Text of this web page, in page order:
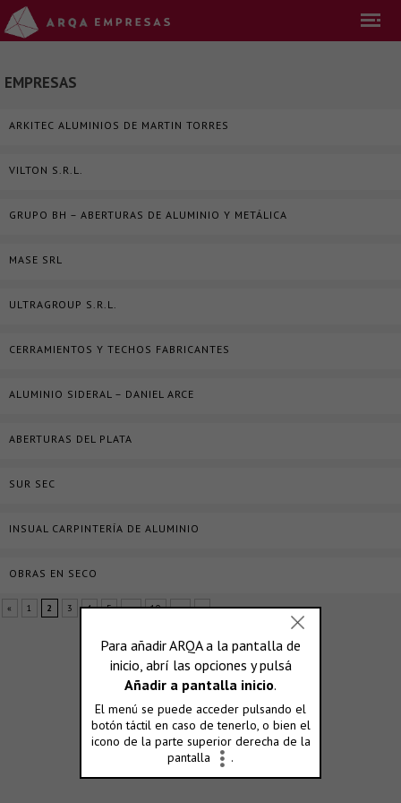
EMPRESAS
ARKITEC ALUMINIOS DE MARTIN TORRES
VILTON S.R.L.
GRUPO BH – ABERTURAS DE ALUMINIO Y METÁLICA
MASE SRL
ULTRAGROUP S.R.L.
CERRAMIENTOS Y TECHOS FABRICANTES
ALUMINIO SIDERAL – DANIEL ARCE
ABERTURAS DEL PLATA
SUR SEC
INSUAL CARPINTERÍA DE ALUMINIO
OBRAS EN SECO
« 1 2 3 4 5 ... 10 ... »